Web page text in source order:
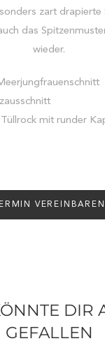
zart drapierte
das
wieder.
mit runder
VEREINBAREN
DIR
GEFALLEN